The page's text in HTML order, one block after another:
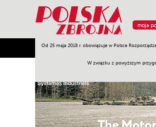
moja
Od 25 maja 2018 r. obowiązuje w Polsce
W związku z powyższym
Armia Poligon Sprzęt Misje